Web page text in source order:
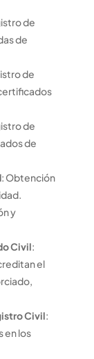
de
de
de
de
de
: Obtención
y
Civil:
el
Civil:
en los